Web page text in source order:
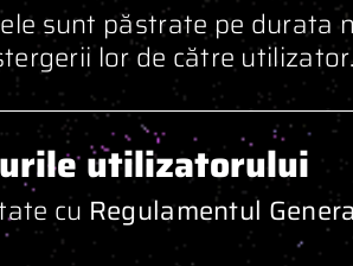
sunt păstrate pe durata
lor de către utilizator.
utilizatorului
cu Regulamentul